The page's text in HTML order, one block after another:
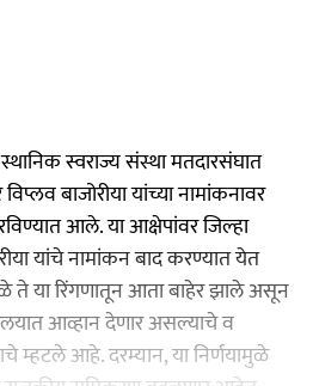
स्वराज्य संस्था मतदारसंघात
बाजोरीया यांच्या नामांकनावर
आले. या आक्षेपांवर जिल्हा
यांचे नामांकन बाद करण्यात येत
ते या रिंगणातून आता बाहेर झाले असून
आव्हान देणार असल्याचे व
म्हटले आहे. दरम्यान, या निर्णयामुळे